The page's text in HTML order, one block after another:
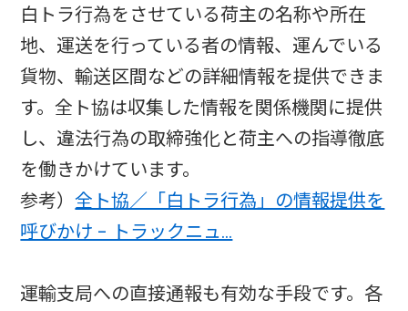
白トラ行為をさせている荷主の名称や所在
地、運送を行っている者の情報、運んでいる
貨物、輸送区間などの詳細情報を提供できま
す。全ト協は収集した情報を関係機関に提供
し、違法行為の取締強化と荷主への指導徹底
を働きかけています。
参考）全ト協／「白トラ行為」の情報提供を
呼びかけ - トラックニュ…
運輸支局への直接通報も有効な手段です。各